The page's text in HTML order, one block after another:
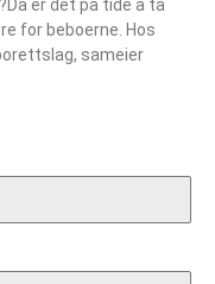
er det på tide å ta
for beboerne. Hos
sameier